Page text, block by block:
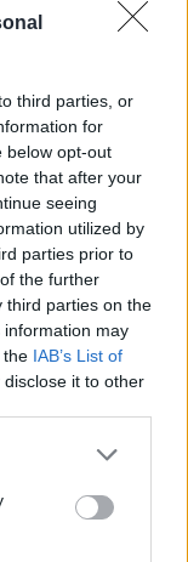
third parties, or
for
below opt-out
that after your
seeing
utilized by
parties prior to
the further
third parties on the
information may
the IAB’s List of
it to other
του
του ανθρώπου
αποφασίσει να
κάνει την
θέλει να
ο Ταρκόφσκι
του Μαρτσέλο